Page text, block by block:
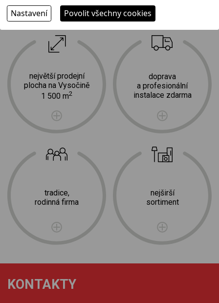
Proč jít k nám?
největší prodejní
plocha na Vysočině
1 500 m2
tradice,
rodinná firma
doprava
a profesionální
instalace zdarma
nejširší
sortiment
KONTAKTY
Nastavení Povolit všechny cookies